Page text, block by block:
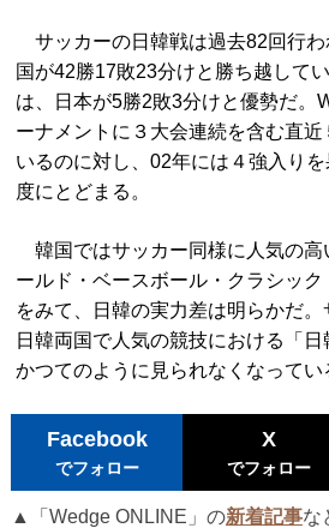
サッカーの日韓戦は過去82回行
国が42勝17敗23分けと勝ち越して
は、日本が5勝2敗3分けと優勢だ。
ーナメントに３大会連続を含む直
いるのに対し、02年には４強入り
度にとどまる。
韓国ではサッカー同様に人気の高
ールド・ベースボール・クラシッ
をみて、日韓の実力差は明らかだ。
日韓両国で人気の競技における「
かつてのように見られなくなってい
Facebook
でフォロー
X
でフォロー
▲「Wedge ONLINE」の新着記事な